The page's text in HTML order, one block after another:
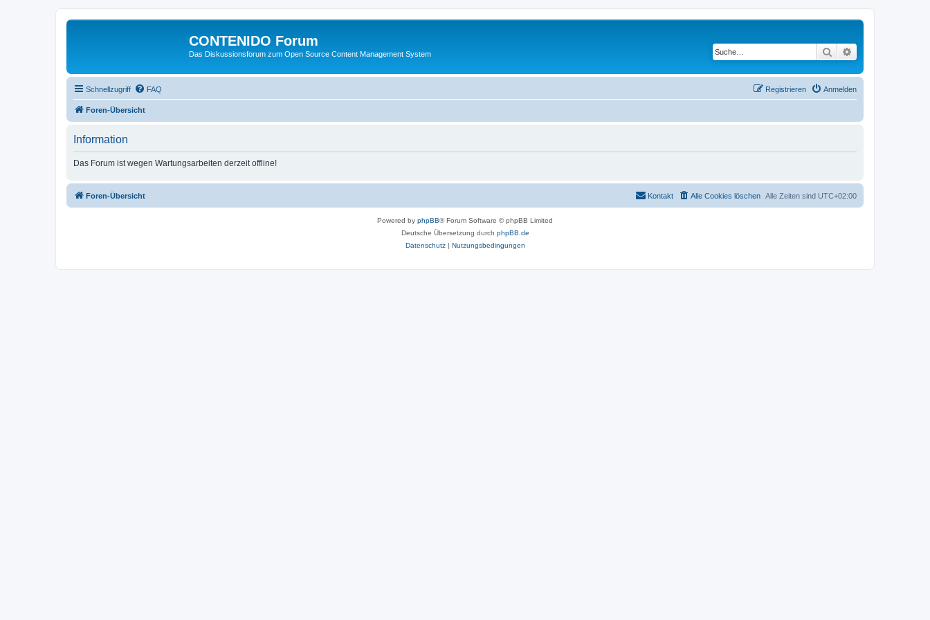
CONTENIDO Forum
Das Diskussionsforum zum Open Source Content Management System Suche
Schnellzugriff FAQ Anmelden
Registrieren
Foren-Übersicht
Information
Das Forum ist wegen Wartungsarbeiten derzeit offline!
Foren-Übersicht Alle Zeiten sind UTC+02:00
Alle Cookies löschen
Kontakt
Powered by phpBB® Forum Software © phpBB Limited
Deutsche Übersetzung durch phpBB.de
Datenschutz| Nutzungsbedingungen